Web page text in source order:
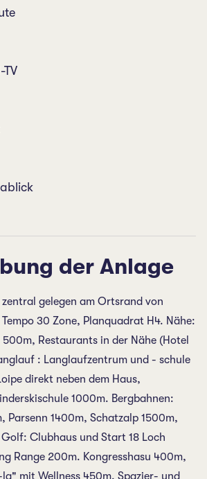
der Anlage
gelegen am Ortsrand von
30 Zone, Planquadrat H4. Nähe:
Restaurants in der Nähe (Hotel
: Langlaufzentrum und - schule
direkt neben dem Haus,
1000m. Bergbahnen:
Parsenn 1400m, Schatzalp 1500m,
Clubhaus und Start 18 Loch
Range 200m. Kongresshasu 400m,
mit Wellness 450m. Spazier- und